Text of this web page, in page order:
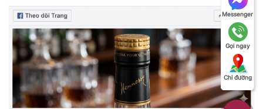
Messenger
Gọi ngay
Chỉ đường